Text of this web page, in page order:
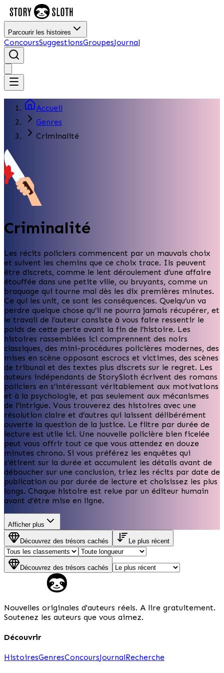
Parcourir les histoires
ConcoursSuggestionsGroupesJournal
Accueil
Genres
Criminalité
Criminalité
Les récits policiers commencent par un mauvais choix
et suivent les chemins que ce choix trace. Ils peuvent
être discrets, comme le lent déroulement d’une affaire
étouffée dans une petite ville, ou bruyants, comme un
braquage qui tourne mal dès les dix premières minutes.
Ce qui les unit, ce sont les conséquences. Quelqu’un va
perdre quelque chose qu’il ne pourra jamais récupérer, et
le travail de l’auteur consiste à vous faire ressentir le
poids de cette perte avant la fin de l’histoire. Les
histoires rassemblées ici comprennent des noirs
classiques, des mini-procédures policières modernes, des
mises en scène opposant escrocs et victimes, des scènes
de tribunal et des textes plus discrets sur le regret. Les
auteurs indépendants de StorySloth écrivent des romans
policiers en s’intéressant véritablement aux motivations
et à la psychologie, et pas seulement aux mécanismes
de l’intrigue. Vous trouverez des histoires avec une
résolution claire et d’autres qui laissent délibérément
ouverte la question de la justice. Le filtre par durée de
lecture est utile ici. Une nouvelle policière bien ficelée
peut vous offrir tout ce que vous attendez en douze
minutes chrono. Si vous préférez les enquêtes qui
s’étirent sur la durée et accumulent les détails avant de
déboucher sur une conclusion, triez les récits par date de
publication ou par durée de lecture et choisissez les plus
longs. Chaque histoire est relue par un éditeur humain
avant d’être mise en ligne.
Afficher plus
Découvrez des trésors cachés Le plus récent
Découvrez des trésors cachés
Nouvelles originales d'auteurs réels. A lire gratuitement.
Soutenez les auteurs que vous aimez.
Découvrir
HistoiresGenresConcoursJournalRecherche